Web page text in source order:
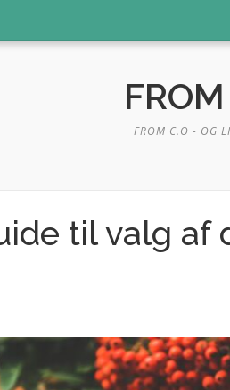
FROM C.O - OG
til valg af